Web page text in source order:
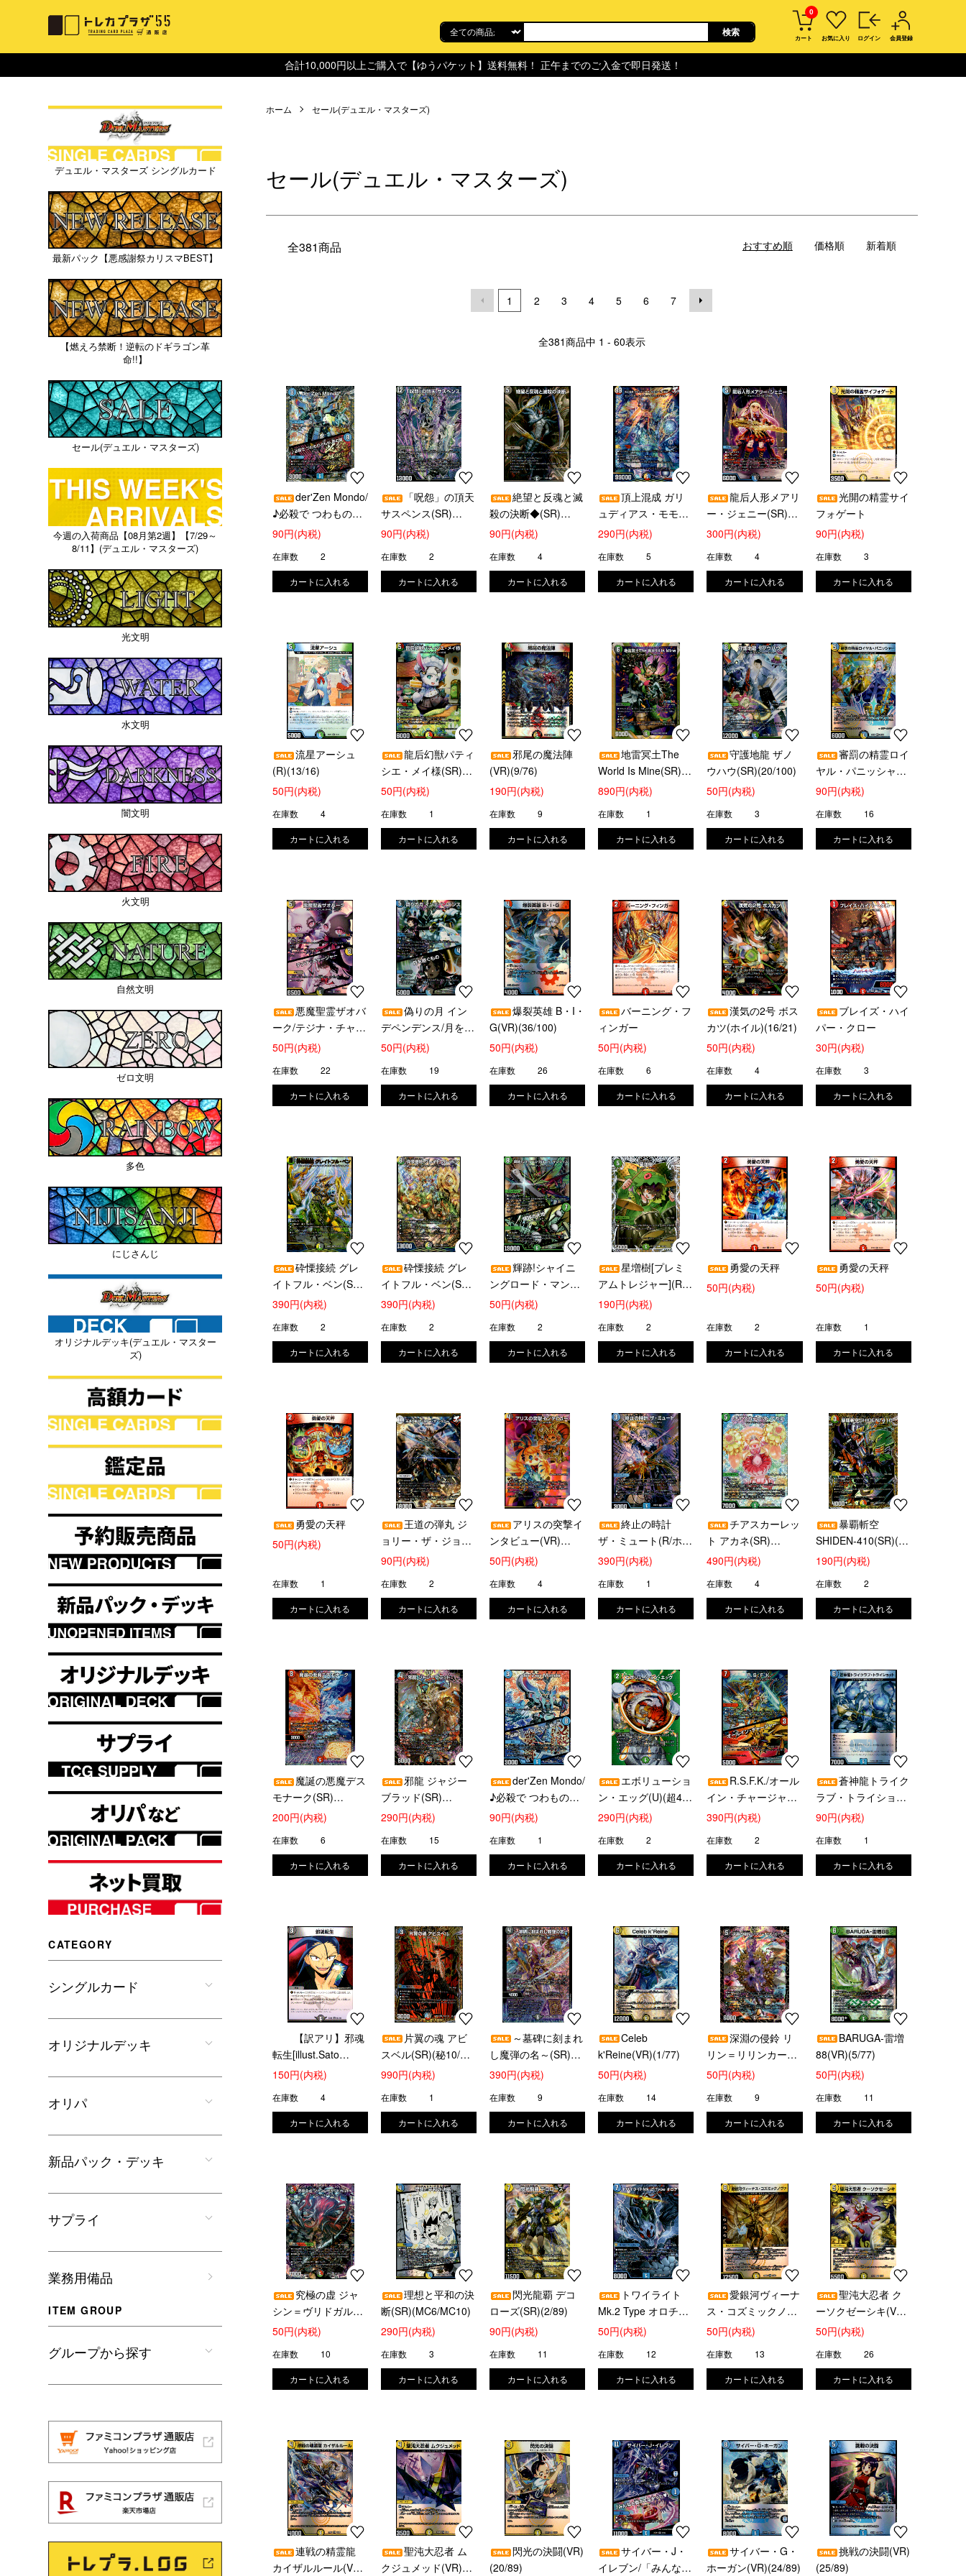
0
カート お気に入り ログイン 会員登録
合計10,000円以上ご購入で【ゆうパケット】送料無料！ 正午までのご入金で即日発送！
ホーム セール(デュエル・マスターズ)
セール(デュエル・マスターズ)
全381商品 おすすめ順 価格順 新着順
1 2 3 4 5 6 7
全381商品中 1 - 60表示
der'Zen Mondo/
♪必殺で つわものど
もが 夢の跡(SR)
90円(内税)
在庫数 2
「呪怨」の頂天
サスペンス(SR)
(S5/S10)
90円(内税)
在庫数 2
絶望と反魂と滅
殺の決断◆(SR)
(5/17)
90円(内税)
在庫数 4
頂上混成 ガリ
ュディアス・モモミ
ーズ'22(SR)(19/112)
290円(内税)
在庫数 5
龍后人形メアリ
ー・ジェニー(SR)
(12/89)
300円(内税)
在庫数 4
光開の精霊サイ
フォゲート
90円(内税)
在庫数 3
流星アーシュ
(R)(13/16)
50円(内税)
在庫数 4
龍后幻獣パティ
シエ・メイ様(SR)
(14/89)
50円(内税)
在庫数 1
邪尾の魔法陣
(VR)(9/76)
190円(内税)
在庫数 9
地雷冥土The
World Is Mine(SR)
(秘9/秘10)
890円(内税)
在庫数 1
守護地龍 ザノ
ウハウ(SR)(20/100)
50円(内税)
在庫数 3
審罰の精霊ロイ
ヤル・パニッシャー
(VR)(30/100)
90円(内税)
在庫数 16
悪魔聖霊ザオバ
ーク/テジナ・チャー
ジャー(VR)(31/100)
50円(内税)
在庫数 22
偽りの月 イン
デペンデンス/月を継
ぐもの(VR)(34/100)
50円(内税)
在庫数 19
爆裂英雄 B・I・
G(VR)(36/100)
50円(内税)
在庫数 26
バーニング・フ
ィンガー
50円(内税)
在庫数 6
漢気の2号 ボス
カツ(ホイル)(16/21)
50円(内税)
在庫数 4
ブレイズ・ハイ
パー・クロー
30円(内税)
在庫数 3
砕慄接続 グレ
イトフル・ベン(SR)
(SE5/SE10)
390円(内税)
在庫数 2
砕慄接続 グレ
イトフル・ベン(SR)
(S9/S11)
390円(内税)
在庫数 2
輝跡!シャイニ
ングロード・マンテ
ィス/輝跡の大地(VR)
50円(内税)
在庫数 2
星増樹[プレミ
アムトレジャー](R)
(TD4/TD5)
190円(内税)
在庫数 2
勇愛の天秤
50円(内税)
在庫数 2
勇愛の天秤
50円(内税)
在庫数 1
勇愛の天秤
50円(内税)
在庫数 1
王道の弾丸 ジ
ョリー・ザ・ジョニ
ー(SR)(1/16)
90円(内税)
在庫数 2
アリスの突撃イ
ンタビュー(VR)
(33/89)
50円(内税)
在庫数 4
終止の時計
ザ・ミュート(R/ホイ
ル)(15/74)
390円(内税)
在庫数 1
チアスカーレッ
ト アカネ(SR)
(S8/S8)
490円(内税)
在庫数 4
暴覇斬空
SHIDEN-410(SR)(秘
10/秘24)
190円(内税)
在庫数 2
魔誕の悪魔デス
モナーク(SR)
(S4/S11)
200円(内税)
在庫数 6
邪龍 ジャジー
ブラッド(SR)
(S10/S11)
290円(内税)
在庫数 15
der'Zen Mondo/
♪必殺で つわものど
もが 夢の跡(SR)
90円(内税)
在庫数 1
エボリューショ
ン・エッグ(U)(超40/
超50)
290円(内税)
在庫数 2
R.S.F.K./オール
イン・チャージャー
(VR)(30/130)
390円(内税)
在庫数 2
蒼神龍トライク
ラブ・トライショッ
ト(R/ホイル)(13/74)
90円(内税)
在庫数 1
【訳アリ】邪魂
転生[illust.Sato
Masanori/ShoPro]
150円(内税)
在庫数 4
片翼の魂 アビ
スベル(SR)(秘10/秘
24)
990円(内税)
在庫数 1
～墓碑に刻まれ
し魔弾の名～(SR)
(S3/S11)
390円(内税)
在庫数 9
Celeb
k'Reine(VR)(1/77)
50円(内税)
在庫数 14
深淵の侵鈴 リ
リン＝リリンカーン
(VR)(3/77)
50円(内税)
在庫数 9
BARUGA-雷増
88(VR)(5/77)
50円(内税)
在庫数 11
究極の虚 ジャ
シン＝ヴリドガルド
(OR)(OR1/OR1)
50円(内税)
在庫数 10
理想と平和の決
断(SR)(MC6/MC10)
290円(内税)
在庫数 3
閃光龍覇 デコ
ローズ(SR)(2/89)
90円(内税)
在庫数 11
トワイライト
Mk.2 Type オロチ
(SR)(5/89)
50円(内税)
在庫数 12
愛銀河ヴィーナ
ス・コズミックノヴ
ァ(VR)(16/89)
50円(内税)
在庫数 13
聖沌大忍者 ク
ーソクゼーシキ(VR)
(17/89)
50円(内税)
在庫数 26
連戦の精霊龍
カイザルルール(VR)
聖沌大忍者 ム
クジュメッド(VR)
閃光の決闘(VR)
(20/89)
サイバー・J・
イレブン/「みんなと
サイバー・G・
ホーガン(VR)(24/89)
挑戦の決闘(VR)
(25/89)
デュエル・マスターズ シングルカード
最新パック【悪感謝祭カリスマBEST】
【燃えろ禁断！逆転のドギラゴン革
命!!】
セール(デュエル・マスターズ)
今週の入荷商品【08月第2週】【7/29～
8/11】(デュエル・マスターズ)
光文明
水文明
闇文明
火文明
自然文明
ゼロ文明
多色
にじさんじ
オリジナルデッキ(デュエル・マスター
ズ)
CATEGORY
シングルカード
オリジナルデッキ
オリパ
新品パック・デッキ
サプライ
業務用備品
ITEM GROUP
グループから探す